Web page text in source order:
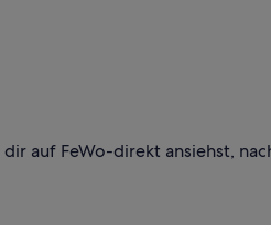
auf FeWo-direkt ansiehst,